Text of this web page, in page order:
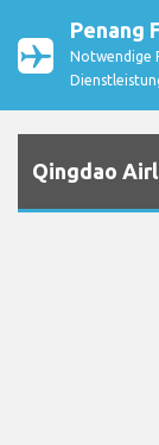
Penang
Notwendige
Qingdao